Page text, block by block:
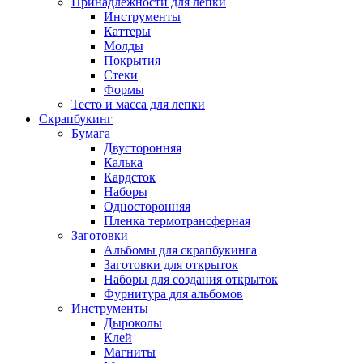
Инструменты
Каттеры
Молды
Покрытия
Стеки
Формы
Тесто и масса для лепки
Скрапбукинг
Бумага
Двусторонняя
Калька
Кардсток
Наборы
Односторонняя
Пленка термотрансферная
Заготовки
Альбомы для скрапбукинга
Заготовки для открыток
Наборы для создания открыток
Фурнитура для альбомов
Инструменты
Дыроколы
Клей
Магниты